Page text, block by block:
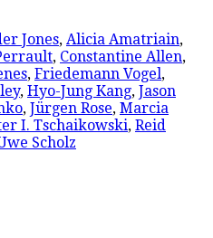
Jones, Alicia Amatriain,
, Constantine Allen,
, Friedemann Vogel,
, Hyo-Jung Kang, Jason
, Jürgen Rose, Marcia
I. Tschaikowski, Reid
Scholz